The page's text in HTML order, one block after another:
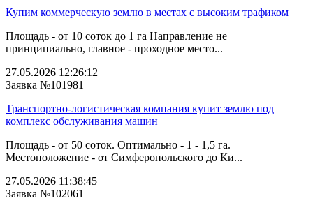
Купим коммерческую землю в местах с высоким трафиком
Площадь - от 10 соток до 1 га Направление не
принципиально, главное - проходное место...
27.05.2026 12:26:12
Заявка №101981
Транспортно-логистическая компания купит землю под
комплекс обслуживания машин
Площадь - от 50 соток. Оптимально - 1 - 1,5 га.
Местоположение - от Симферопольского до Ки...
27.05.2026 11:38:45
Заявка №102061